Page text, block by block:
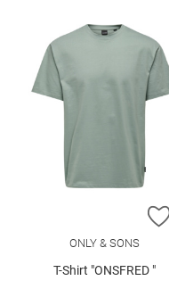
ONLY & SONS
T-Shirt "ONSFRED "